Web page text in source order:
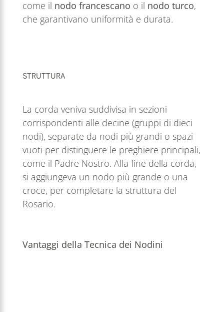
come il nodo francescano o il nodo turco,
che garantivano uniformità e durata.
STRUTTURA
La corda veniva suddivisa in sezioni
corrispondenti alle decine (gruppi di dieci
nodi), separate da nodi più grandi o spazi
vuoti per distinguere le preghiere principali,
come il Padre Nostro. Alla fine della corda,
si aggiungeva un nodo più grande o una
croce, per completare la struttura del
Rosario.
Vantaggi della Tecnica dei Nodini